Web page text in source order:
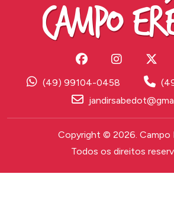
(49) 99104-0458
Copyright © 2026. Campo
Todos os direitos